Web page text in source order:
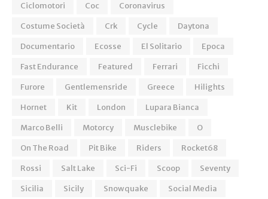
Ciclomotori
Coc
Coronavirus
Costume Società
Crk Cycle
Daytona
Documentario
Ecosse El Solitario
Epoca
Fast Endurance
Featured Ferrari
Ficchi
Furore
Gentlemensride Greece
Hilights
Hornet
Kit London
Lupara Bianca
Marco Belli
Motorcy Musclebike
O
On The Road
Pit Bike Riders
Rocket68
Rossi
Salt Lake Sci-Fi Scoop
Seventy
Sicilia
Sicily Snowquake
Social Media